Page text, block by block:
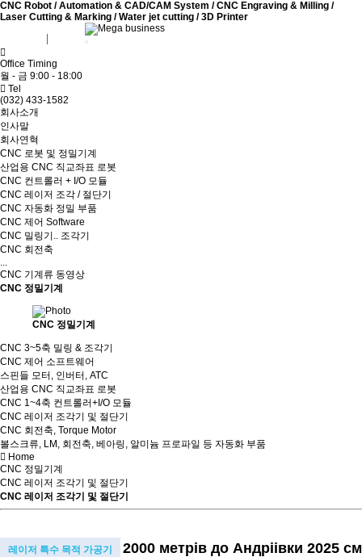
CNC Robot / Automation & CAD/CAM System / CNC Engraving & Milling /
Laser Cutting & Marking / Water jet cutting / 3D Printer
Office Timing
월 - 금 9:00 - 18:00
Tel
(032) 433-1582
회사소개
인사말
회사연혁
CNC 로봇 및 정밀기계
산업용 CNC 직교좌표 로봇
CNC 컨트롤러 + I/O 모듈
CNC 레이저 조각 / 절단기
CNC 자동화 정밀 부품
CNC 제어 Software
CNC 밀링기.. 조각기
CNC 회전축
...
CNC 기계류 동영상
CNC 정밀기계
CNC 정밀기계
CNC 3~5축 밀링 & 조각기
CNC 제어 소프트웨어
스핀들 모터, 인버터, ATC
산업용 CNC 직교좌표 로봇
CNC 1~4축 컨트롤러+I/O 모듈
CNC 레이저 조각기 및 절단기
CNC 회전축, Torque Motor
볼스크류, LM, 회전축, 베아링, 알미늄 프로파일 등 자동화 부품
Home
CNC 정밀기계
CNC 레이저 조각기 및 절단기
CNC 레이저 조각기 및 절단기
레이저 특수 목적 가공기
2000 метрiв до Андрiiвки 2025 см